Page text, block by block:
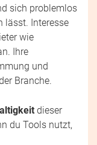
sich problemlos
lässt. Interesse
wie
Ihre
und
Branche.
dieser
du Tools nutzt,